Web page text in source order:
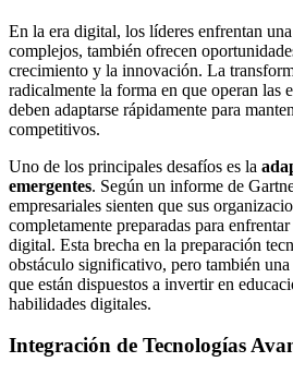
En la era digital, los líderes enfrentan
complejos, también ofrecen
crecimiento y la innovación. La
radicalmente la forma en que operan las
deben adaptarse rápidamente para
competitivos.
Uno de los principales desafíos es la
emergentes. Según un informe de
empresariales sienten que sus
completamente preparadas para
digital. Esta brecha en la preparación
obstáculo significativo, pero también
que están dispuestos a invertir en
habilidades digitales.
Integración de Tecnologías